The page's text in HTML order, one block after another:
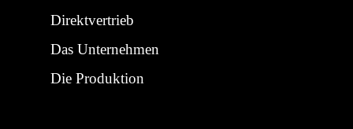
Direktvertrieb
Das Unternehmen
Die Produktion